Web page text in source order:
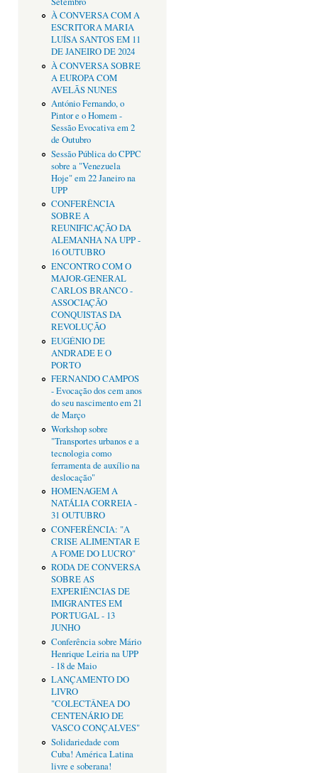
À CONVERSA COM A
ESCRITORA MARIA
LUÍSA SANTOS EM 11
DE JANEIRO DE 2024
À CONVERSA SOBRE
A EUROPA COM
AVELÃS NUNES
António Fernando, o
Pintor e o Homem -
Sessão Evocativa em 2
de Outubro
Sessão Pública do CPPC
sobre a "Venezuela
Hoje" em 22 Janeiro na
UPP
CONFERÊNCIA
SOBRE A
REUNIFICAÇÃO DA
ALEMANHA NA UPP -
16 OUTUBRO
ENCONTRO COM O
MAJOR-GENERAL
CARLOS BRANCO -
ASSOCIAÇÃO
CONQUISTAS DA
REVOLUÇÃO
EUGÉNIO DE
ANDRADE E O
PORTO
FERNANDO CAMPOS
- Evocação dos cem anos
do seu nascimento em 21
de Março
Workshop sobre
"Transportes urbanos e a
tecnologia como
ferramenta de auxílio na
deslocação"
HOMENAGEM A
NATÁLIA CORREIA -
31 OUTUBRO
CONFERÊNCIA: "A
CRISE ALIMENTAR E
A FOME DO LUCRO"
RODA DE CONVERSA
SOBRE AS
EXPERIÊNCIAS DE
IMIGRANTES EM
PORTUGAL - 13
JUNHO
Conferência sobre Mário
Henrique Leiria na UPP
- 18 de Maio
LANÇAMENTO DO
LIVRO
"COLECTÂNEA DO
CENTENÁRIO DE
VASCO CONÇALVES"
Solidariedade com
Cuba! América Latina
livre e soberana!